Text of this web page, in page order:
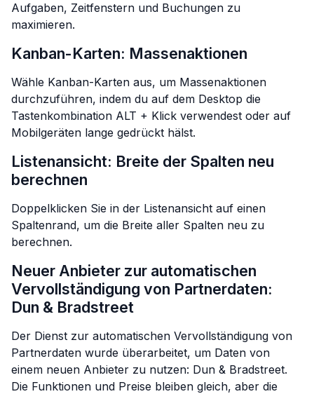
Aufgaben, Zeitfenstern und Buchungen zu
maximieren.
Kanban-Karten: Massenaktionen
Wähle Kanban-Karten aus, um Massenaktionen
durchzuführen, indem du auf dem Desktop die
Tastenkombination ALT + Klick verwendest oder auf
Mobilgeräten lange gedrückt hälst.
Listenansicht: Breite der Spalten neu
berechnen
Doppelklicken Sie in der Listenansicht auf einen
Spaltenrand, um die Breite aller Spalten neu zu
berechnen.
Neuer Anbieter zur automatischen
Vervollständigung von Partnerdaten:
Dun & Bradstreet
Der Dienst zur automatischen Vervollständigung von
Partnerdaten wurde überarbeitet, um Daten von
einem neuen Anbieter zu nutzen: Dun & Bradstreet.
Die Funktionen und Preise bleiben gleich, aber die